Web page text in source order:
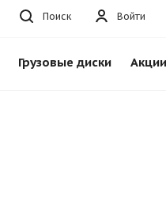
Войти
Поиск
Грузовые диски Акции